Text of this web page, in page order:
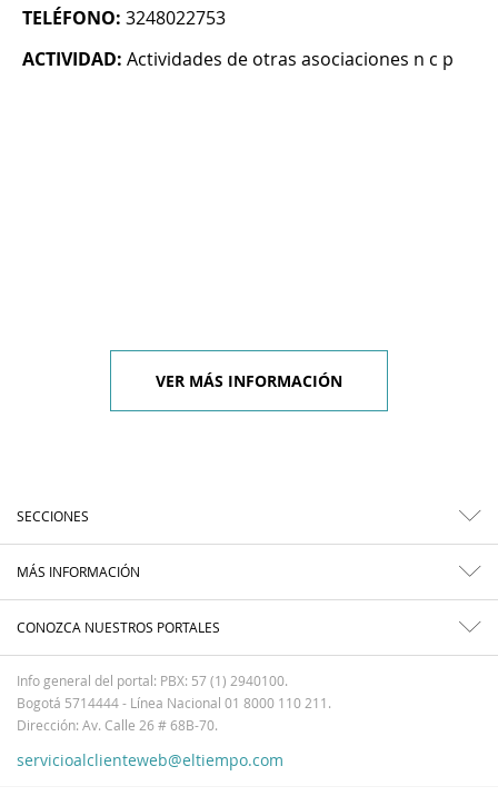
TELÉFONO: 3248022753
ACTIVIDAD: Actividades de otras asociaciones n c p
VER MÁS INFORMACIÓN
SECCIONES
MÁS INFORMACIÓN
CONOZCA NUESTROS PORTALES
Info general del portal: PBX: 57 (1) 2940100.
Bogotá 5714444 - Línea Nacional 01 8000 110 211.
Dirección: Av. Calle 26 # 68B-70.
servicioalclienteweb@eltiempo.com